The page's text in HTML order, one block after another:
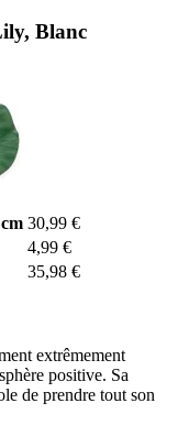
Blanc
30,99 €
4,99 €
35,98 €
extrêmement
positive. Sa
de prendre tout son